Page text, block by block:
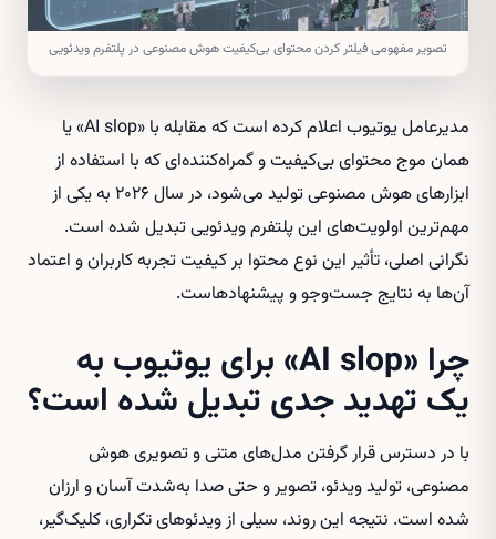
تصویر مفهومی فیلتر کردن محتوای بی‌کیفیت هوش مصنوعی در پلتفرم ویدئویی
مدیرعامل یوتیوب اعلام کرده است که مقابله با «AI slop» یا
همان موج محتوای بی‌کیفیت و گمراه‌کننده‌ای که با استفاده از
ابزارهای هوش مصنوعی تولید می‌شود، در سال ۲۰۲۶ به یکی از
مهم‌ترین اولویت‌های این پلتفرم ویدئویی تبدیل شده است.
نگرانی اصلی، تأثیر این نوع محتوا بر کیفیت تجربه کاربران و اعتماد
آن‌ها به نتایج جست‌وجو و پیشنهادهاست.
چرا «AI slop» برای یوتیوب به
یک تهدید جدی تبدیل شده است؟
با در دسترس قرار گرفتن مدل‌های متنی و تصویری هوش
مصنوعی، تولید ویدئو، تصویر و حتی صدا به‌شدت آسان و ارزان
شده است. نتیجه این روند، سیلی از ویدئوهای تکراری، کلیک‌گیر،